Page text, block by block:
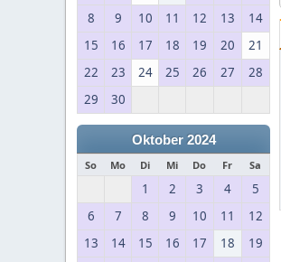
8
9 10 11 12 13
14
15
16 17 18 19 20
21
22
23 24 25 26 27
28
29
30
Oktober 2024
So Mo Di Mi Do Fr Sa
1 2 3 4
5
6
7 8 9 10 11
12
13
14 15 16 17 18 19